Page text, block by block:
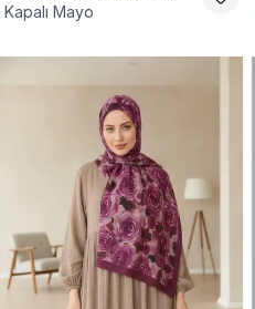
Kapalı Mayo